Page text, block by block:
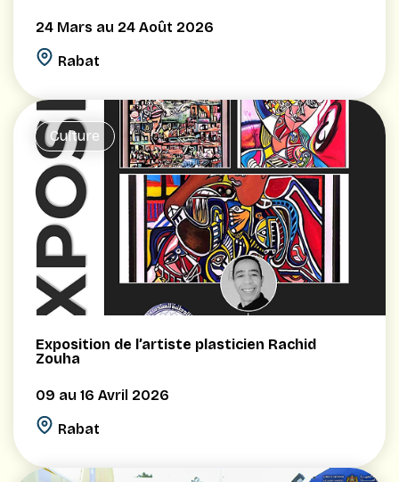
24 Mars au 24 Août 2026
Rabat
Culture
Exposition de l’artiste plasticien Rachid
Zouha
09 au 16 Avril 2026
Rabat